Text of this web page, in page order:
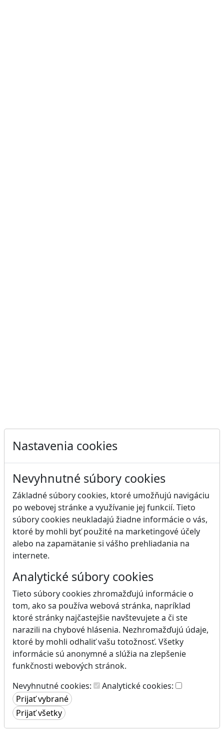
Nastavenia cookies
Nevyhnutné súbory cookies
Základné súbory cookies, ktoré umožňujú navigáciu
po webovej stránke a využívanie jej funkcií. Tieto
súbory cookies neukladajú žiadne informácie o vás,
ktoré by mohli byť použité na marketingové účely
alebo na zapamätanie si vášho prehliadania na
internete.
Analytické súbory cookies
Tieto súbory cookies zhromažďujú informácie o
tom, ako sa používa webová stránka, napríklad
ktoré stránky najčastejšie navštevujete a či ste
narazili na chybové hlásenia. Nezhromažďujú údaje,
ktoré by mohli odhaliť vašu totožnosť. Všetky
informácie sú anonymné a slúžia na zlepšenie
funkčnosti webových stránok.
Nevyhnutné cookies:
Analytické cookies: